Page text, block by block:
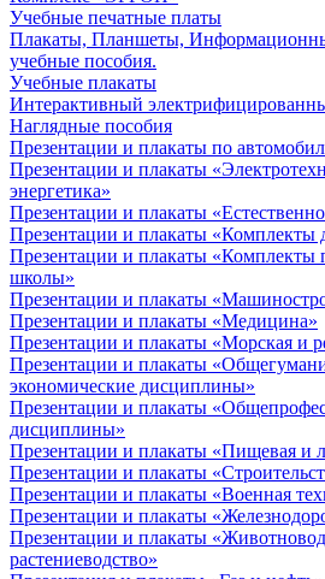
Учебные печатные платы
Плакаты, Планшеты,
учебные пособия.
Учебные плакаты
Интерактивный
Наглядные пособия
Презентации и плакаты по
Презентации и плакаты
энергетика»
Презентации и плакаты
Презентации и плакаты «Комплекты
Презентации и плакаты «Комплекты
школы»
Презентации и плакаты
Презентации и плакаты «Медицина»
Презентации и плакаты «Морская и
Презентации и плакаты
экономические дисциплины»
Презентации и плакаты
дисциплины»
Презентации и плакаты «Пищевая и
Презентации и плакаты
Презентации и плакаты «Военная
Презентации и плакаты
Презентации и плакаты
растениеводство»